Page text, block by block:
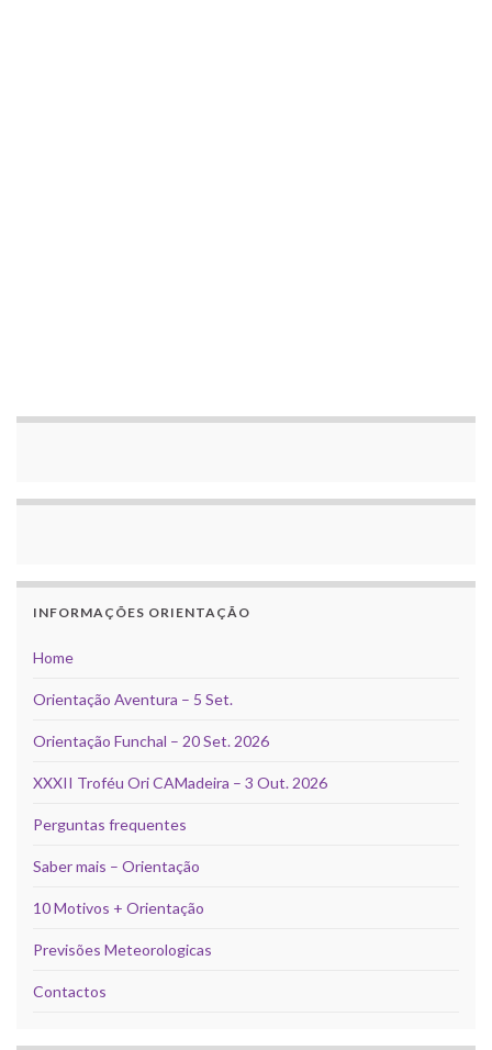
INFORMAÇÕES ORIENTAÇÃO
Home
Orientação Aventura – 5 Set.
Orientação Funchal – 20 Set. 2026
XXXII Troféu Ori CAMadeira – 3 Out. 2026
Perguntas frequentes
Saber mais – Orientação
10 Motivos + Orientação
Previsões Meteorologicas
Contactos